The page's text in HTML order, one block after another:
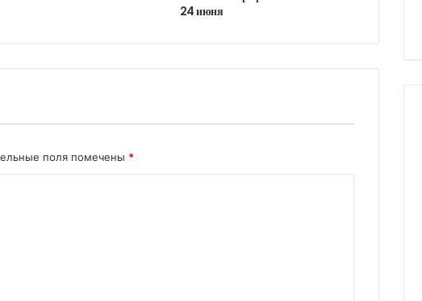
24 июня
поля помечены *